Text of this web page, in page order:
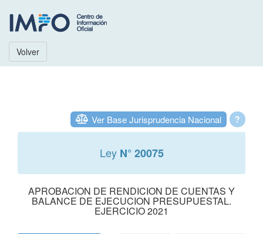
Volver
?
Ver Base Jurisprudencia Nacional
Ley N° 20075
APROBACION DE RENDICION DE CUENTAS Y
BALANCE DE EJECUCION PRESUPUESTAL.
EJERCICIO 2021